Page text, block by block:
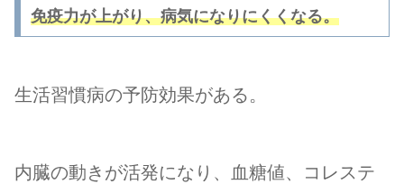
免疫力が上がり、病気になりにくくなる。
生活習慣病の予防効果がある。
内臓の動きが活発になり、血糖値、コレステ